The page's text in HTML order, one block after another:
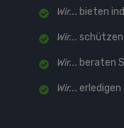
Wir... bieten
Wir...
Wir... beraten
Wir... erledigen